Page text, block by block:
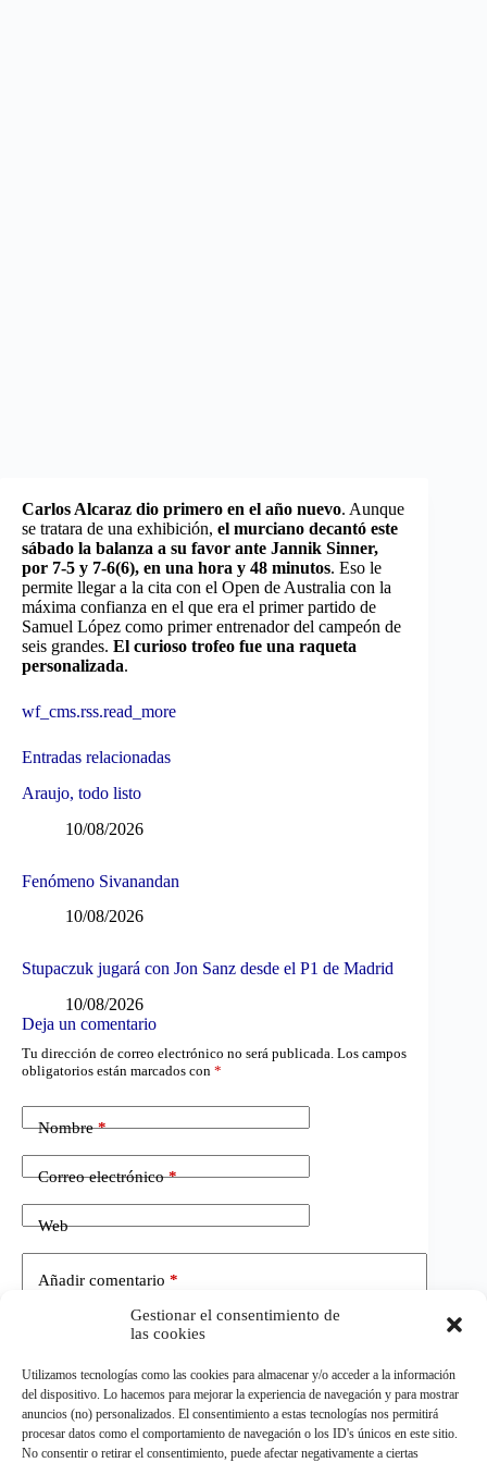
Gestionar el consentimiento de
las cookies
Utilizamos tecnologías como las cookies para almacenar y/o acceder a la información
del dispositivo. Lo hacemos para mejorar la experiencia de navegación y para mostrar
anuncios (no) personalizados. El consentimiento a estas tecnologías nos permitirá
procesar datos como el comportamiento de navegación o los ID's únicos en este sitio.
No consentir o retirar el consentimiento, puede afectar negativamente a ciertas
Carlos Alcaraz dio primero en el año nuevo. Aunque
se tratara de una exhibición, el murciano decantó este
sábado la balanza a su favor ante Jannik Sinner,
por 7-5 y 7-6(6), en una hora y 48 minutos. Eso le
permite llegar a la cita con el Open de Australia con la
máxima confianza en el que era el primer partido de
Samuel López como primer entrenador del campeón de
seis grandes. El curioso trofeo fue una raqueta
personalizada.
wf_cms.rss.read_more
Entradas relacionadas
Araujo, todo listo
10/08/2026
Fenómeno Sivanandan
10/08/2026
Stupaczuk jugará con Jon Sanz desde el P1 de Madrid
10/08/2026
Deja un comentario
Tu dirección de correo electrónico no será publicada. Los campos
obligatorios están marcados con *
Nombre*
Correo electrónico*
Web
Añadir comentario *